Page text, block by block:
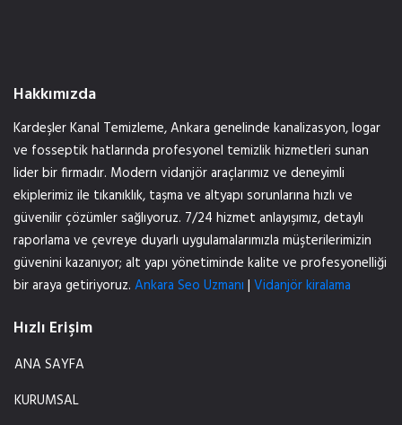
Hakkımızda
Kardeşler Kanal Temizleme, Ankara genelinde kanalizasyon, logar
ve fosseptik hatlarında profesyonel temizlik hizmetleri sunan
lider bir firmadır. Modern vidanjör araçlarımız ve deneyimli
ekiplerimiz ile tıkanıklık, taşma ve altyapı sorunlarına hızlı ve
güvenilir çözümler sağlıyoruz. 7/24 hizmet anlayışımız, detaylı
raporlama ve çevreye duyarlı uygulamalarımızla müşterilerimizin
güvenini kazanıyor; alt yapı yönetiminde kalite ve profesyonelliği
bir araya getiriyoruz. Ankara Seo Uzmanı | Vidanjör kiralama
Hızlı Erişim
ANA SAYFA
KURUMSAL